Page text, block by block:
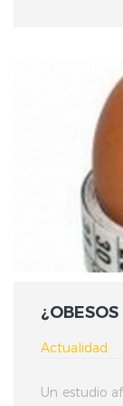
Actualidad
Un estudio